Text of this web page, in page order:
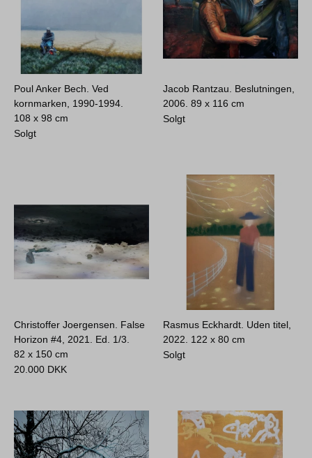
Poul Anker Bech. Ved
kornmarken, 1990-1994.
108 x 98 cm
Solgt
Jacob Rantzau. Beslutningen,
2006.89 x 116 cm
Solgt
Christoffer Joergensen. False
Horizon #4, 2021. Ed. 1/3.
82 x 150 cm
20.000 DKK
Rasmus Eckhardt. Uden titel,
2022. 122 x 80 cm
Solgt